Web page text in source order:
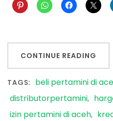
CONTINUE READING
TAGS: beli pertamini di
distributorpertamini
izin pertamini di aceh